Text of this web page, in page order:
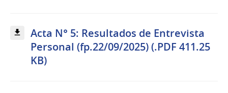
Acta N° 5: Resultados de Entrevista
Personal (fp.22/09/2025) (.PDF 411.25
KB)